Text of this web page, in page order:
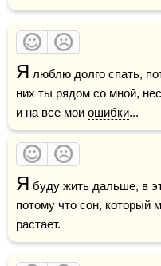
Я люблю долго спать,
них ты рядом со мной,
и на все мои ошибки...
Я буду жить дальше, в
потому что сон, который
растает.